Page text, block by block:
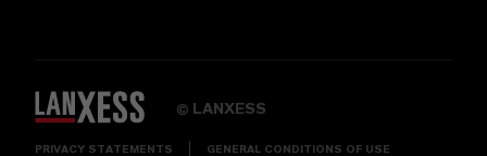
© LANXESS
PRIVACY STATEMENTS GENERAL CONDITIONS OF USE